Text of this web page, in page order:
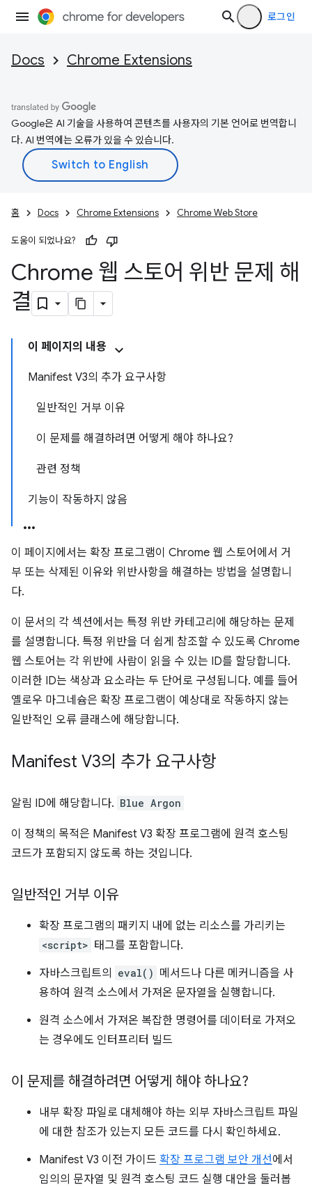
로그인
Docs Chrome Extensions
Google은 AI 기술을 사용하여 콘텐츠를 사용자의 기본 언어로 번역합니
다. AI 번역에는 오류가 있을 수 있습니다.
홈 Docs Chrome Extensions Chrome Web Store
도움이 되었나요?
Chrome 웹 스토어 위반 문제 해
결
이 페이지의 내용
Manifest V3의 추가 요구사항
일반적인 거부 이유
이 문제를 해결하려면 어떻게 해야 하나요?
관련 정책
기능이 작동하지 않음
이 페이지에서는 확장 프로그램이 Chrome 웹 스토어에서 거
부 또는 삭제된 이유와 위반사항을 해결하는 방법을 설명합니
다.
이 문서의 각 섹션에서는 특정 위반 카테고리에 해당하는 문제
를 설명합니다. 특정 위반을 더 쉽게 참조할 수 있도록 Chrome
웹 스토어는 각 위반에 사람이 읽을 수 있는 ID를 할당합니다.
이러한 ID는 색상과 요소라는 두 단어로 구성됩니다. 예를 들어
옐로우 마그네슘은 확장 프로그램이 예상대로 작동하지 않는
일반적인 오류 클래스에 해당합니다.
Manifest V3의 추가 요구사항
알림 ID에 해당합니다. Blue Argon
이 정책의 목적은 Manifest V3 확장 프로그램에 원격 호스팅
코드가 포함되지 않도록 하는 것입니다.
일반적인 거부 이유
확장 프로그램의 패키지 내에 없는 리소스를 가리키는
<script> 태그를 포함합니다.
자바스크립트의
eval() 메서드나 다른 메커니즘을 사
용하여 원격 소스에서 가져온 문자열을 실행합니다.
원격 소스에서 가져온 복잡한 명령어를 데이터로 가져오
는 경우에도 인터프리터 빌드
이 문제를 해결하려면 어떻게 해야 하나요?
내부 확장 파일로 대체해야 하는 외부 자바스크립트 파일
에 대한 참조가 있는지 모든 코드를 다시 확인하세요.
Manifest V3 이전 가이드 확장 프로그램 보안 개선에서
임의의 문자열 및 원격 호스팅 코드 실행 대안을 둘러봅